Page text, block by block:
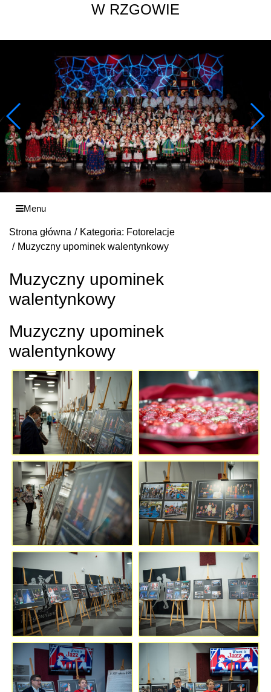
W RZGOWIE
Menu
Strona główna
Kategoria: Fotorelacje
Muzyczny upominek walentynkowy
Muzyczny upominek
walentynkowy
Muzyczny upominek
walentynkowy